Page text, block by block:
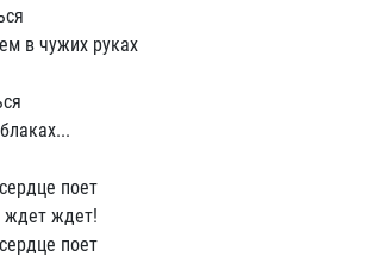
в чужих руках
поет
ждет ждет!
поет